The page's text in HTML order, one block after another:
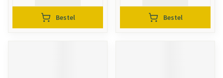
Bestel Bestel